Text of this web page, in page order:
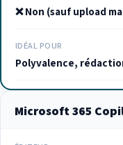
❌ Non (sauf upload
IDÉAL POUR
Polyvalence,
Microsoft 365